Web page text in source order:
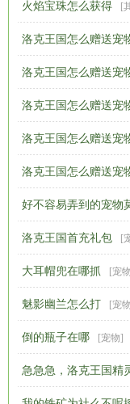
下 [宠物]
火焰宝珠怎么获得 [
洛克王国怎么赠送宠
洛克王国怎么赠送宠
洛克王国怎么赠送宠
洛克王国怎么赠送宠
洛克王国怎么赠送宠
好不容易弄到的宠物
洛克王国首充礼包 [
大耳帽兜在哪抓 [宠物
魅影幽兰怎么打 [宠物
倒的瓶子在哪 [宠物]
急急急，洛克王国精